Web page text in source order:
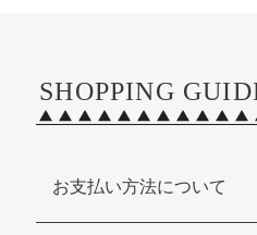
SHOPPING
お支払い方法について